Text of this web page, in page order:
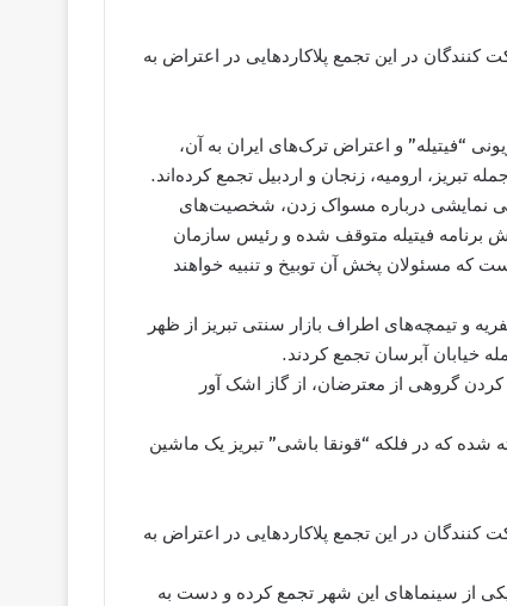
در این تجمع پلاکاردهایی در اعتراض به
“فیتیله” و اعتراض ترک‌های ایران به آن،
نمایشی درباره مسواک زدن، شخصیت‌های
فیتیله متوقف شده و رئیس سازمان
که مسئولان پخش آن توبیخ و تنبیه خواهند
و تیمچه‌های اطراف بازار سنتی تبریز از ظهر
آبرسان تجمع کردند.
گروهی از معترضان، از گاز اشک آور
که در فلکه “قونقا باشی” تبریز یک ماشین
در این تجمع پلاکاردهایی در اعتراض به
از سینماهای این شهر تجمع کرده و دست به